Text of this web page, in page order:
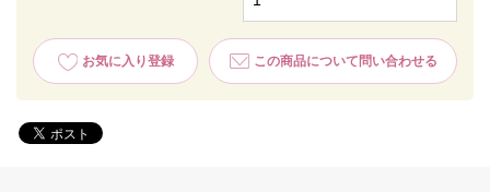
お気に入り登録 この商品について問い合わせる